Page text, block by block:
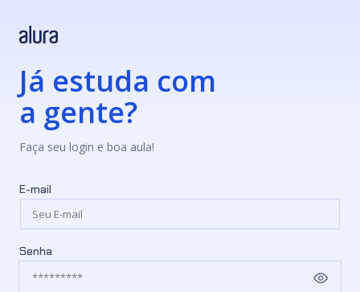
Já estuda com
a gente?
Faça seu login e boa aula!
E-mail
Senha